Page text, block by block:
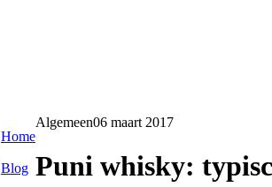
Home
Blog
Algemeen06 maart 2017
Puni whisky: